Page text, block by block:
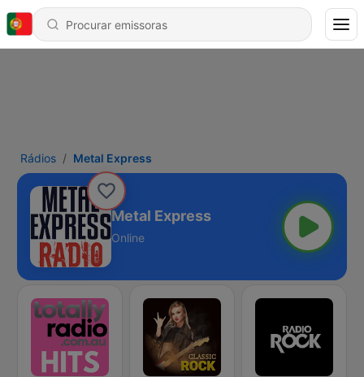
Rádios Metal Express
Metal Express
Online